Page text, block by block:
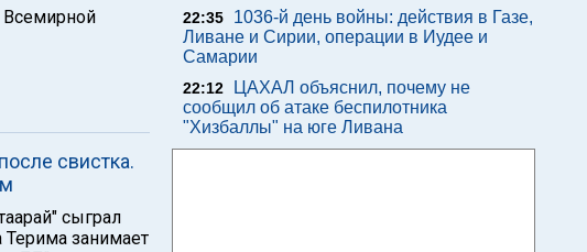
Всемирной
свистка.
сыграл
занимает
22:35
1036-й день войны: действия в Газе,
Ливане и Сирии, операции в Иудее и
Самарии
22:12
ЦАХАЛ объяснил, почему не
сообщил об атаке беспилотника
"Хизбаллы" на юге Ливана